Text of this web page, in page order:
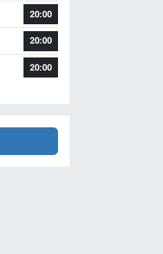
20:00
20:00
20:00